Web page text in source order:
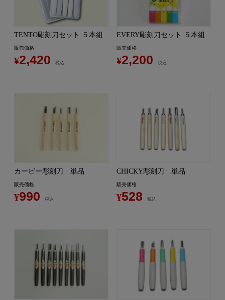
TENTO彫刻刀セット ５本組
販売価格
¥2,420 税込
EVERY彫刻刀セット ５本組
販売価格
¥2,200 税込
カービー彫刻刀 単品
販売価格
¥990 税込
CHICKY彫刻刀 単品
販売価格
¥528 税込